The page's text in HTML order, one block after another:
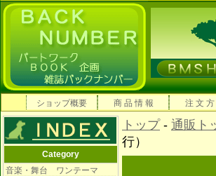
ショップ概要 商 品 情 報 注 文 方
Category
音楽・舞台 ワンテーマ
トップ- 通販ト
行）